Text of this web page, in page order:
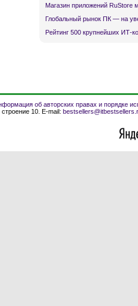
Магазин приложений RuStore
Глобальный рынок ПК — на
Рейтинг 500 крупнейших ИТ-
об авторских правах и порядке
10. E-mail: